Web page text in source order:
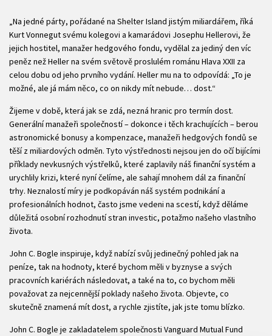
„Na jedné párty, pořádané na Shelter Island jistým miliardářem, říká
Kurt Vonnegut svému kolegovi a kamarádovi Josephu Hellerovi, že
jejich hostitel, manažer hedgového fondu, vydělal za jediný den víc
peněz než Heller na svém světově proslulém románu Hlava XXII za
celou dobu od jeho prvního vydání. Heller mu na to odpovídá: „To je
možné, ale já mám něco, co on nikdy mít nebude… dost.“
Žijeme v době, která jak se zdá, nezná hranic pro termín dost.
Generální manažeři společností – dokonce i těch krachujících – berou
astronomické bonusy a kompenzace, manažeři hedgových fondů se
těší z miliardových odměn. Tyto výstřednosti nejsou jen do očí bijícími
příklady nevkusných výstřelků, které zaplavily náš finanční systém a
urychlily krizi, které nyní čelíme, ale sahají mnohem dál za finanční
trhy. Neznalostí míry je podkopáván náš systém podnikání a
profesionálních hodnot, často jsme vedeni na scestí, když děláme
důležitá osobní rozhodnutí stran investic, potažmo našeho vlastního
života.
John C. Bogle inspiruje, když nabízí svůj jedinečný pohled jak na
peníze, tak na hodnoty, které bychom měli v byznyse a svých
pracovních kariérách následovat, a také na to, co bychom měli
považovat za nejcennější poklady našeho života. Objevte, co
skutečně znamená mít dost, a rychle zjistíte, jak jste tomu blízko.
John C. Bogle je zakladatelem společnosti Vanguard Mutual Fund